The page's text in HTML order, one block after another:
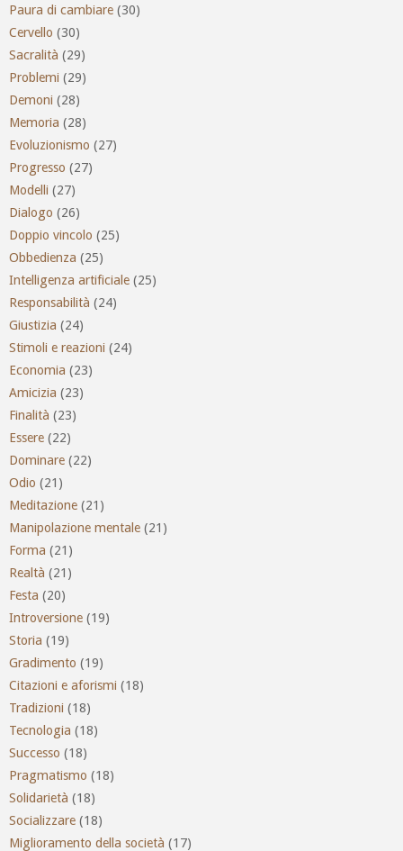
Paura di cambiare (30)
Cervello (30)
Sacralità (29)
Problemi (29)
Demoni (28)
Memoria (28)
Evoluzionismo (27)
Progresso (27)
Modelli (27)
Dialogo (26)
Doppio vincolo (25)
Obbedienza (25)
Intelligenza artificiale (25)
Responsabilità (24)
Giustizia (24)
Stimoli e reazioni (24)
Economia (23)
Amicizia (23)
Finalità (23)
Essere (22)
Dominare (22)
Odio (21)
Meditazione (21)
Manipolazione mentale (21)
Forma (21)
Realtà (21)
Festa (20)
Introversione (19)
Storia (19)
Gradimento (19)
Citazioni e aforismi (18)
Tradizioni (18)
Tecnologia (18)
Successo (18)
Pragmatismo (18)
Solidarietà (18)
Socializzare (18)
Miglioramento della società (17)